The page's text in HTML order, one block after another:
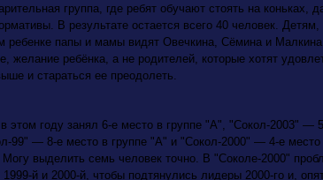
группа, где ребят обучают стоять на коньках,
В результате остается всего 40 человек.
папы и мамы видят Овечкина, Сёмина и
ребёнка, а не родителей, которые хотят
и стараться ее преодолеть.
году занял 6-е место в группе "А", "Сокол-2003" —
99" — 8-е место в группе "А" и "Сокол-2000" — 4-е место
выделить семь человек точно. В "Соколе-2000"
й и 2000-й, чтобы подтянулись лидеры 2000-го и,